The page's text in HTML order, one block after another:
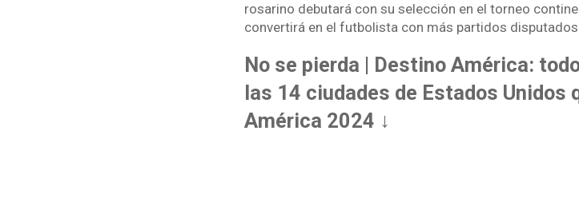
rosarino debutará con su selección en el torneo
convertirá en el futbolista con más partidos
No se pierda | Destino América:
las 14 ciudades de Estados Unidos
América 2024 ↓